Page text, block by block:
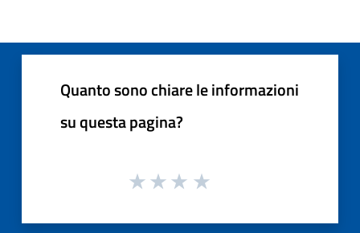
Quanto sono chiare le informazioni
su questa pagina?